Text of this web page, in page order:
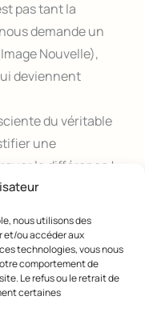
nous utilisons des
et/ou accéder aux
technologies, vous nous
comportement de
Le refus ou le retrait de
certaines
pas tant la
demande un
Nouvelle),
deviennent
du véritable
une
la différence !
un rendez-vous
psychologie.
je lui montre des
d’objets, de
Allary. Elle me